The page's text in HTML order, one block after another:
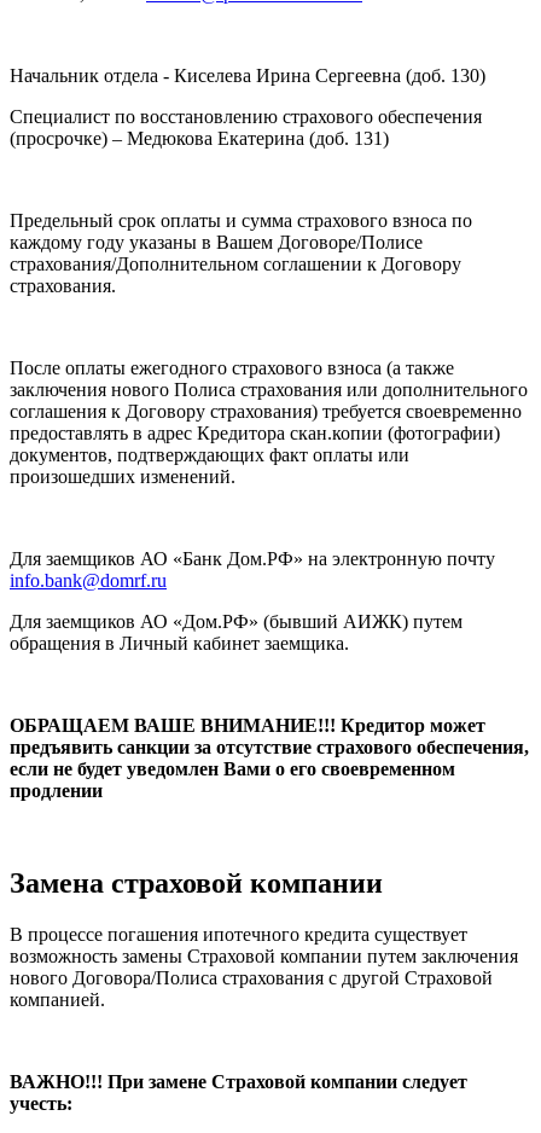
Начальник отдела - Киселева Ирина Сергеевна (доб. 130)
Специалист по восстановлению страхового обеспечения
(просрочке) – Медюкова Екатерина (доб. 131)
Предельный срок оплаты и сумма страхового взноса по
каждому году указаны в Вашем Договоре/Полисе
страхования/Дополнительном соглашении к Договору
страхования.
После оплаты ежегодного страхового взноса (а также
заключения нового Полиса страхования или дополнительного
соглашения к Договору страхования) требуется своевременно
предоставлять в адрес Кредитора скан.копии (фотографии)
документов, подтверждающих факт оплаты или
произошедших изменений.
Для заемщиков АО «Банк Дом.РФ» на электронную почту
info.bank@domrf.ru
Для заемщиков АО «Дом.РФ» (бывший АИЖК) путем
обращения в Личный кабинет заемщика.
ОБРАЩАЕМ ВАШЕ ВНИМАНИЕ!!! Кредитор может
предъявить санкции за отсутствие страхового обеспечения,
если не будет уведомлен Вами о его своевременном
продлении
Замена страховой компании
В процессе погашения ипотечного кредита существует
возможность замены Страховой компании путем заключения
нового Договора/Полиса страхования с другой Страховой
компанией.
ВАЖНО!!! При замене Страховой компании следует
учесть: